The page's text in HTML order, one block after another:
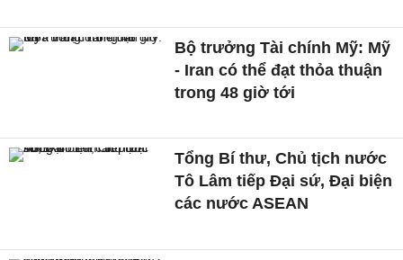
Bộ trưởng Tài chính Mỹ: Mỹ
- Iran có thể đạt thỏa thuận
trong 48 giờ tới
Tổng Bí thư, Chủ tịch nước
Tô Lâm tiếp Đại sứ, Đại biện
các nước ASEAN